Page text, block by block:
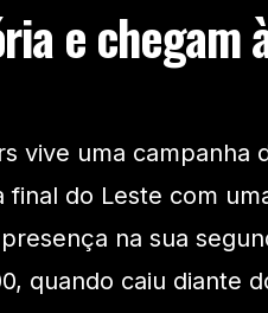
e chegam
vive uma campanha
do Leste com
na sua
quando caiu diante